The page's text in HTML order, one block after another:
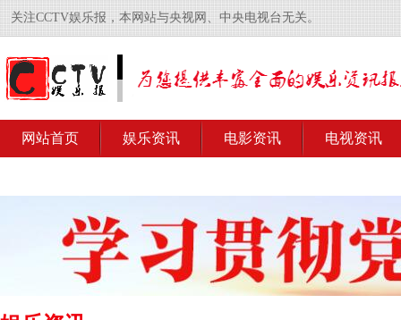
关注CCTV娱乐报，本网站与央视网、中央电视台无关。
网站首页 娱乐资讯 电影资讯 电视资讯